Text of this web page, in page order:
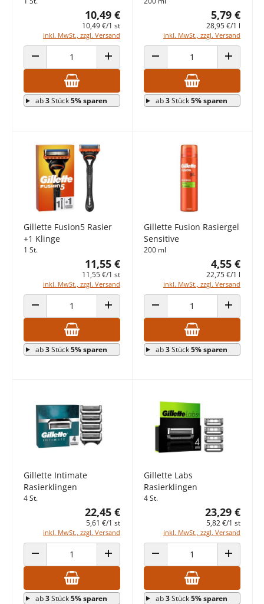
10,49 €
10,49 €/1 st
inkl. MwSt., zzgl. Versand
ANZAHL VERRINGERN ANZAHL ERHÖHEN
ab3Stück5% sparen
5,79 €
28,95 €/1 l
inkl. MwSt., zzgl. Versand
ANZAHL VERRINGERN ANZAHL
ab3Stück5% sparen
Gillette Fusion5 Rasier
+1 Klinge
1 St.
11,55 €
11,55 €/1 st
inkl. MwSt., zzgl. Versand
ANZAHL VERRINGERN ANZAHL ERHÖHEN
ab3Stück5% sparen
Gillette Fusion Rasiergel
Sensitive
200 ml
4,55 €
22,75 €/1 l
inkl. MwSt., zzgl. Versand
ANZAHL VERRINGERN ANZAHL
ab3Stück5% sparen
Gillette Intimate
Rasierklingen
4 St.
22,45 €
5,61 €/1 st
inkl. MwSt., zzgl. Versand
ANZAHL VERRINGERN ANZAHL ERHÖHEN
ab3Stück5% sparen
Gillette Labs
Rasierklingen
4 St.
23,29 €
5,82 €/1 st
inkl. MwSt., zzgl. Versand
ANZAHL VERRINGERN ANZAHL
ab3Stück5% sparen